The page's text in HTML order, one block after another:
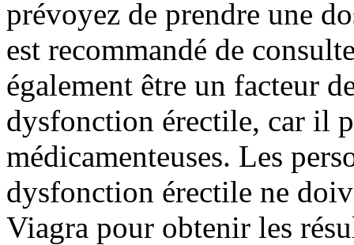
prévoyez de prendre une
est recommandé de
également être un facteur
dysfonction érectile, car il
médicamenteuses. Les
dysfonction érectile ne
Viagra pour obtenir les